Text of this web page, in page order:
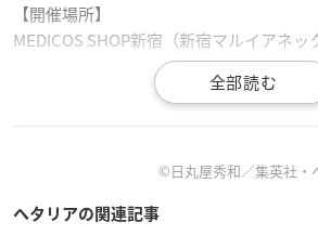
【開催場所】
MEDICOS SHOP新宿（新宿マルイアネッ
アベノラクバス（あべのHoop5階）
©日丸屋秀和／集英社
ヘタリアの関連記事